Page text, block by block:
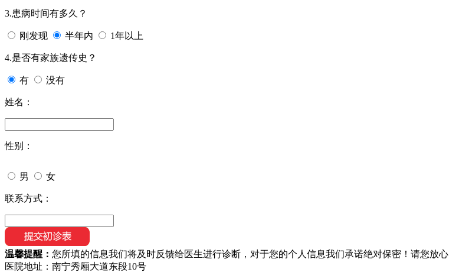
3.患病时间有多久？
刚发现 半年内 1年以上
4.是否有家族遗传史？
有 没有
姓名：
性别：
男 女
联系方式：
温馨提醒： 您所填的信息我们将及时反馈给医生进行诊断，对于您的个人信息我们承诺绝对保密！请您放心
医院地址：南宁秀厢大道东段10号